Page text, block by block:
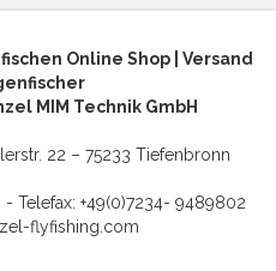
Online Shop | Versand
MIM Technik GmbH
22 – 75233 Tiefenbronn
Telefax: +49(0)7234- 9489802
flyfishing.com